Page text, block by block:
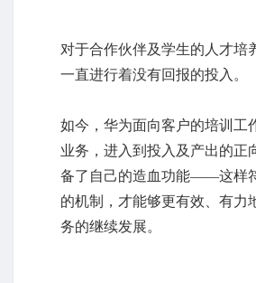
对于合作伙伴及学生的人才培
一直进行着没有回报的投入。
如今，华为面向客户的培训工
业务，进入到投入及产出的正
备了自己的造血功能——这样
的机制，才能够更有效、有力
务的继续发展。